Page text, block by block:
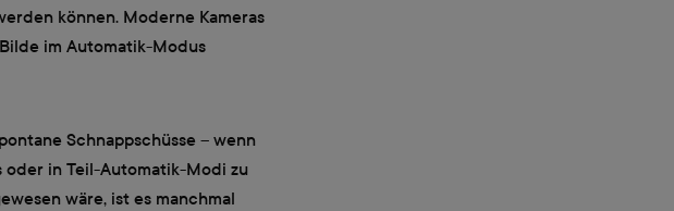
können. Moderne Kameras
im Automatik-Modus
Schnappschüsse – wenn
in Teil-Automatik-Modi zu
wäre, ist es manchmal